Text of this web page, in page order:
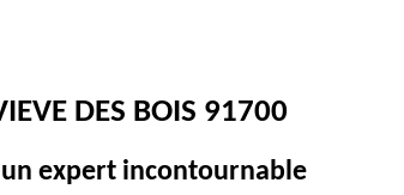
DES BOIS 91700
expert incontournable